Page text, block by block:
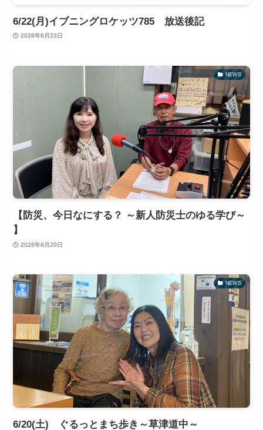
6/22(月)イブニングロケッツ785 放送後記
2026年6月23日
NEWS
【防災、今日なにする？ ～新人防災士のゆる学び～
】
2026年6月20日
NEWS
6/20(土) ぐるっとまち歩き～草津道中～